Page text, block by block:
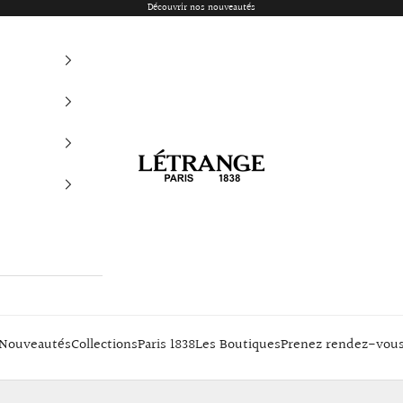
Découvrir nos nouveautés
Létrange Paris
CollectionsParis 1838Les BoutiquesPrenez rendez-vous